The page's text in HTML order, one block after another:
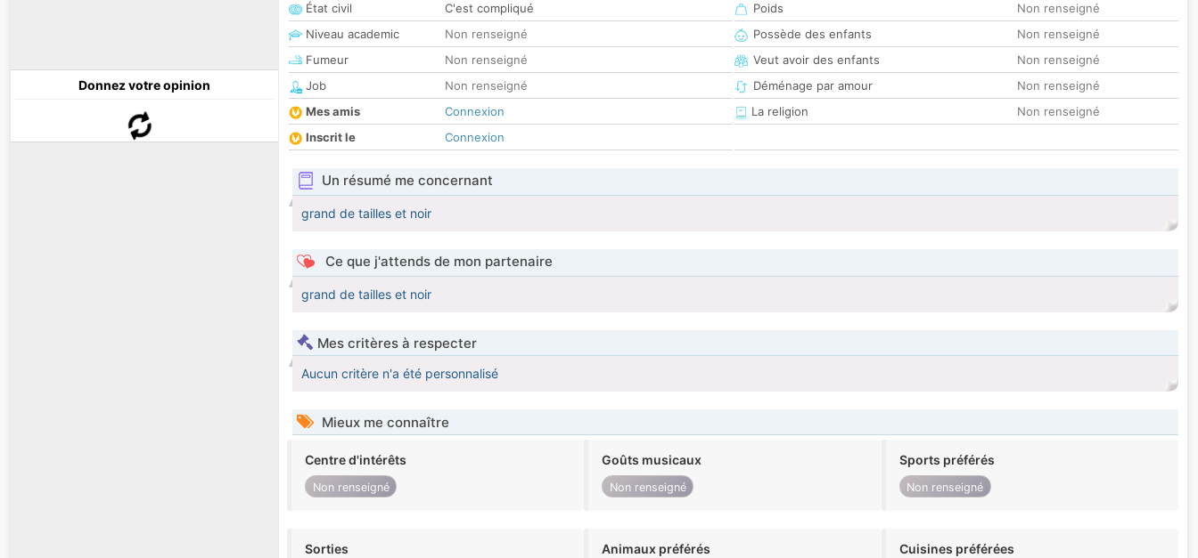
Donnez votre opinion
État civil
C'est compliqué
Niveau academic
Non renseigné
Fumeur
Non renseigné
Job
Non renseigné
Mes amis
Connexion
Inscrit le
Connexion
Poids
Non renseigné
Possède des enfants
Non renseigné
Veut avoir des enfants
Non renseigné
Déménage par amour
Non renseigné
La religion
Non renseigné
Un résumé me concernant
grand de tailles et noir
Ce que j'attends de mon partenaire
grand de tailles et noir
Mes critères à respecter
Aucun critère n'a été personnalisé
Mieux me connaître
Centre d'intérêts
Non renseigné
Goûts musicaux
Non renseigné
Sports préférés
Non renseigné
Sorties Animaux préférés Cuisines préférées